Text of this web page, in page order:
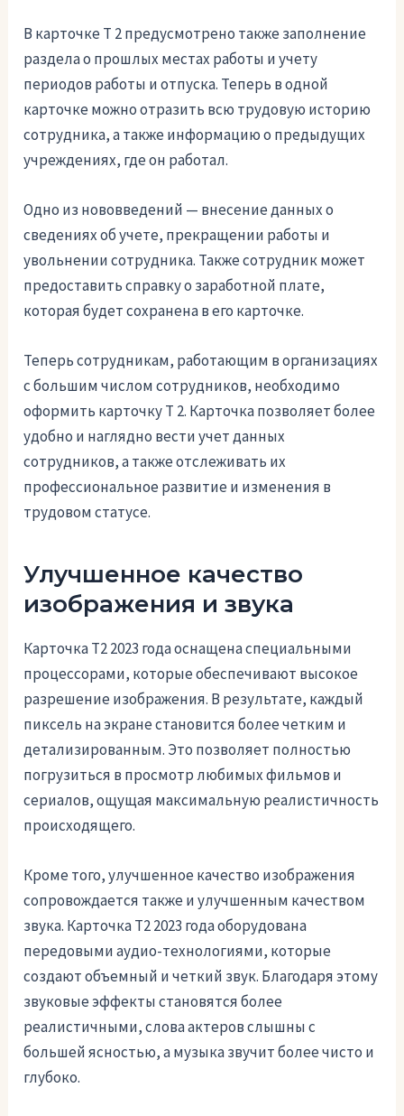
В карточке Т 2 предусмотрено также заполнение
раздела о прошлых местах работы и учету
периодов работы и отпуска. Теперь в одной
карточке можно отразить всю трудовую историю
сотрудника, а также информацию о предыдущих
учреждениях, где он работал.
Одно из нововведений — внесение данных о
сведениях об учете, прекращении работы и
увольнении сотрудника. Также сотрудник может
предоставить справку о заработной плате,
которая будет сохранена в его карточке.
Теперь сотрудникам, работающим в организациях
с большим числом сотрудников, необходимо
оформить карточку Т 2. Карточка позволяет более
удобно и наглядно вести учет данных
сотрудников, а также отслеживать их
профессиональное развитие и изменения в
трудовом статусе.
Улучшенное качество
изображения и звука
Карточка Т2 2023 года оснащена специальными
процессорами, которые обеспечивают высокое
разрешение изображения. В результате, каждый
пиксель на экране становится более четким и
детализированным. Это позволяет полностью
погрузиться в просмотр любимых фильмов и
сериалов, ощущая максимальную реалистичность
происходящего.
Кроме того, улучшенное качество изображения
сопровождается также и улучшенным качеством
звука. Карточка Т2 2023 года оборудована
передовыми аудио-технологиями, которые
создают объемный и четкий звук. Благодаря этому
звуковые эффекты становятся более
реалистичными, слова актеров слышны с
большей ясностью, а музыка звучит более чисто и
глубоко.